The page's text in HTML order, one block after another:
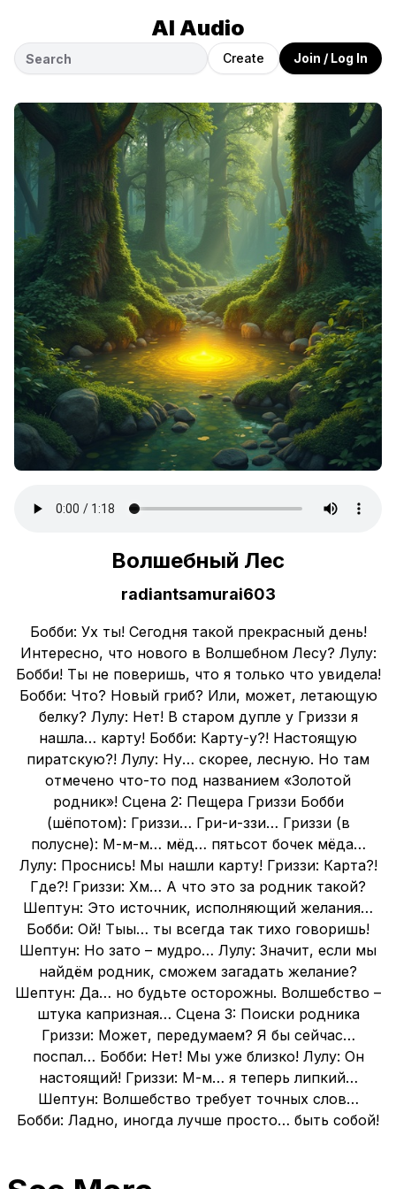
AI Audio
Create Join / Log In
Волшебный Лес
radiantsamurai603
Бобби: Ух ты! Сегодня такой прекрасный день!
Интересно, что нового в Волшебном Лесу? Лулу:
Бобби! Ты не поверишь, что я только что увидела!
Бобби: Что? Новый гриб? Или, может, летающую
белку? Лулу: Нет! В старом дупле у Гриззи я
нашла… карту! Бобби: Карту-у?! Настоящую
пиратскую?! Лулу: Ну… скорее, лесную. Но там
отмечено что-то под названием «Золотой
родник»! Сцена 2: Пещера Гриззи Бобби
(шёпотом): Гриззи… Гри-и-ззи… Гриззи (в
полусне): М-м-м… мёд… пятьсот бочек мёда…
Лулу: Проснись! Мы нашли карту! Гриззи: Карта?!
Где?! Гриззи: Хм… А что это за родник такой?
Шептун: Это источник, исполняющий желания…
Бобби: Ой! Тыы… ты всегда так тихо говоришь!
Шептун: Но зато – мудро… Лулу: Значит, если мы
найдём родник, сможем загадать желание?
Шептун: Да… но будьте осторожны. Волшебство –
штука капризная… Сцена 3: Поиски родника
Гриззи: Может, передумаем? Я бы сейчас…
поспал… Бобби: Нет! Мы уже близко! Лулу: Он
настоящий! Гриззи: М-м… я теперь липкий…
Шептун: Волшебство требует точных слов…
Бобби: Ладно, иногда лучше просто… быть собой!